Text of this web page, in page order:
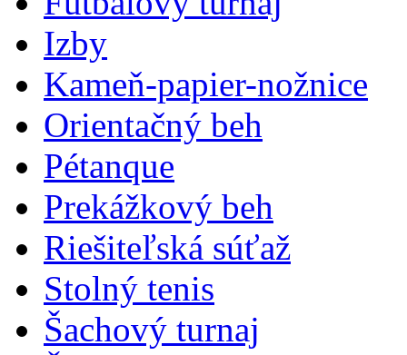
Izby
Kameň-papier-nožnice
Orientačný beh
Pétanque
Prekážkový beh
Riešiteľská súťaž
Stolný tenis
Šachový turnaj